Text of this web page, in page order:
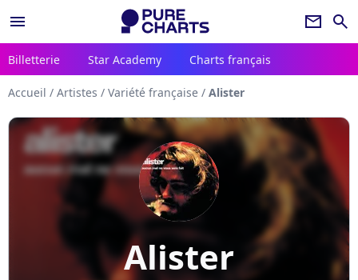
menu newsletter search
Billetterie Star Academy Charts français
Accueil / Artistes / Variété française / Alister
Alister